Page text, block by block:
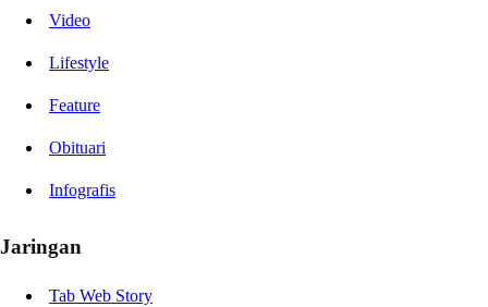
Video
Lifestyle
Feature
Obituari
Infografis
Jaringan
Tab Web Story